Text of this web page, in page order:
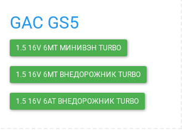
GAC GS5
1.5 16V 6MT МИНИВЭН TURBO
1.5 16V 6MT ВНЕДОРОЖНИК TURBO
1.5 16V 6AT ВНЕДОРОЖНИК TURBO